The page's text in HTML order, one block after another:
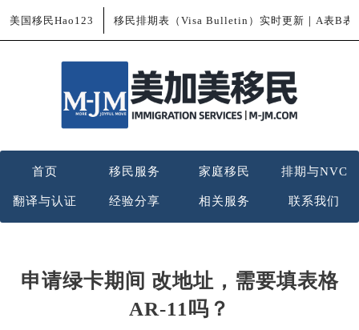
美国移民Hao123 移民排期表（Visa Bulletin）实时更新｜A表B表
首页 移民服务 家庭移民 排期与NVC
翻译与认证 经验分享 相关服务 联系我们
申请绿卡期间 改地址，需要填表格
AR-11吗？